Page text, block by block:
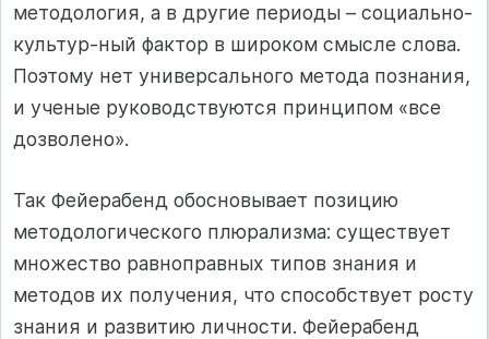
методология, а в другие периоды – социально-
культур-ный фактор в широком смысле слова.
Поэтому нет универсального метода познания,
и ученые руководствуются принципом «все
дозволено».
Так Фейерабенд обосновывает позицию
методологического плюрализма: существует
множество равноправных типов знания и
методов их получения, что способствует росту
знания и развитию личности. Фейерабенд